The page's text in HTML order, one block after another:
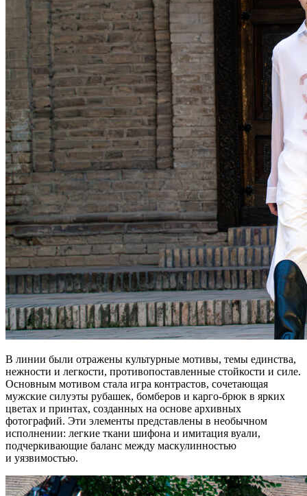
В линии были отражены культурные мотивы, темы единства,
нежности и легкости, противопоставленные стойкости и силе.
Основным мотивом стала игра контрастов, сочетающая
мужские силуэты рубашек, бомберов и карго-брюк в ярких
цветах и принтах, созданных на основе архивных
фотографий. Эти элементы представлены в необычном
исполнении: легкие ткани шифона и имитация вуали,
подчеркивающие баланс между маскулинностью
и уязвимостью.